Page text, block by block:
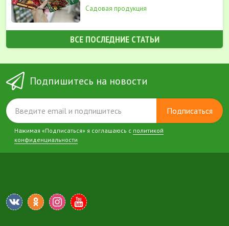
Садовая продукция
ВСЕ ПОСЛЕДНИЕ СТАТЬИ
Подпишитесь на новости
Подписаться
Нажимая «Подписаться» я соглашаюсь с политикой
конфиденциальности